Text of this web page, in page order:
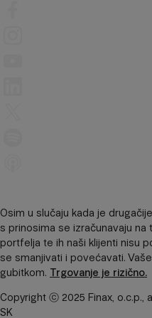
Osim u slučaju kada je
s prinosima se izračunavaju
portfelja te ih naši klijenti nisu
se smanjivati ​​i povećavati.
gubitkom. Trgovanje je rizično.
Copyright ⓒ 2025 Finax, o.c.p.,
SK